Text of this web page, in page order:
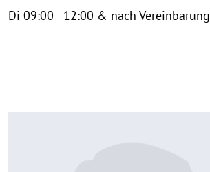
Di 09:00 - 12:00 & nach Vereinbarung